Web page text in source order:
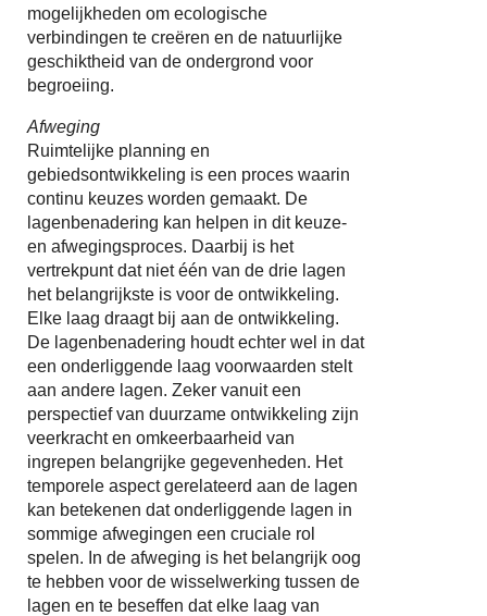
mogelijkheden om ecologische
verbindingen te creëren en de natuurlijke
geschiktheid van de ondergrond voor
begroeiing.
Afweging
Ruimtelijke planning en
gebiedsontwikkeling is een proces waarin
continu keuzes worden gemaakt. De
lagenbenadering kan helpen in dit keuze-
en afwegingsproces. Daarbij is het
vertrekpunt dat niet één van de drie lagen
het belangrijkste is voor de ontwikkeling.
Elke laag draagt bij aan de ontwikkeling.
De lagenbenadering houdt echter wel in dat
een onderliggende laag voorwaarden stelt
aan andere lagen. Zeker vanuit een
perspectief van duurzame ontwikkeling zijn
veerkracht en omkeerbaarheid van
ingrepen belangrijke gegevenheden. Het
temporele aspect gerelateerd aan de lagen
kan betekenen dat onderliggende lagen in
sommige afwegingen een cruciale rol
spelen. In de afweging is het belangrijk oog
te hebben voor de wisselwerking tussen de
lagen en te beseffen dat elke laag van